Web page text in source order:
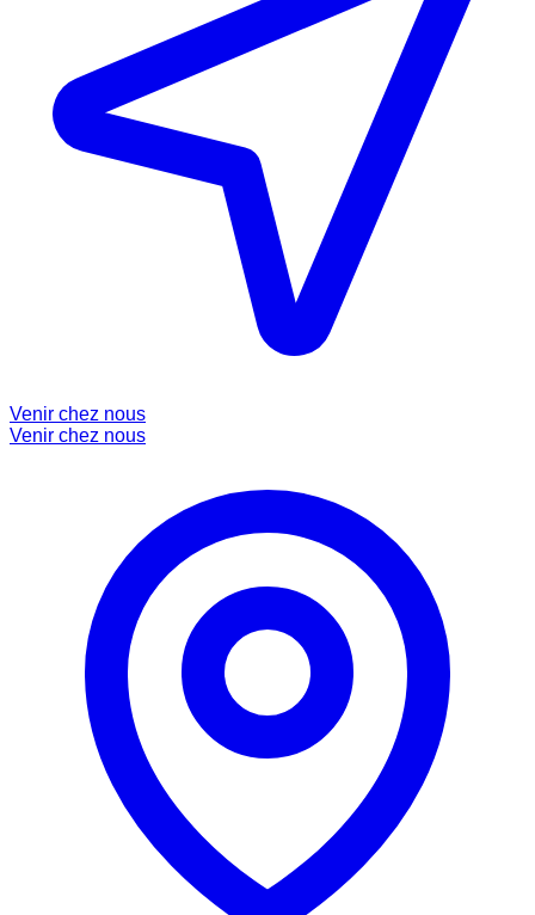
Venir chez nous
Venir chez nous